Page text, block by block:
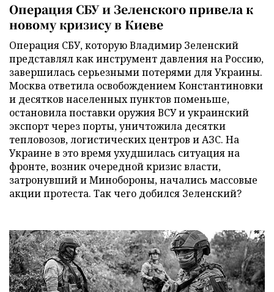
Операция СБУ и Зеленского привела к
новому кризису в Киеве
Операция СБУ, которую Владимир Зеленский
представлял как инструмент давления на Россию,
завершилась серьезными потерями для Украины.
Москва ответила освобождением Константиновки
и десятков населенных пунктов поменьше,
остановила поставки оружия ВСУ и украинский
экспорт через порты, уничтожила десятки
тепловозов, логистических центров и АЗС. На
Украине в это время ухудшилась ситуация на
фронте, возник очередной кризис власти,
затронувший и Минобороны, начались массовые
акции протеста. Так чего добился Зеленский?